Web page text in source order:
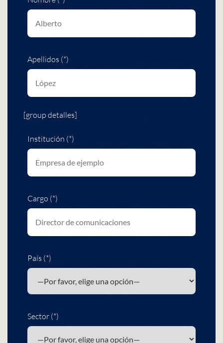
Apellidos (*)
[group detalles]
Institución (*)
Cargo (*)
País (*)
Sector (*)